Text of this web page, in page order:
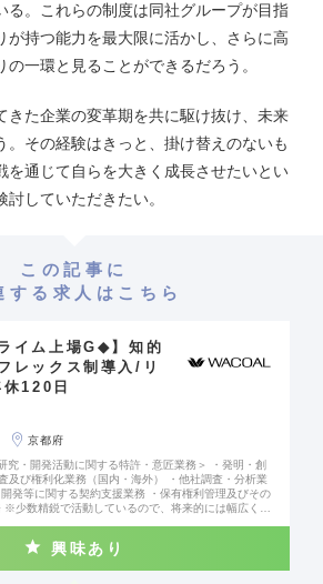
る。これらの制度は同社グループが目指
が持つ能力を最大限に活かし、さらに高
一環と見ることができるだろう。
きた企業の変革期を共に駆け抜け、未来
。その経験はきっと、掛け替えのないも
を通じて自らを大きく成長させたいとい
していただきたい。
この記事に
する求人はこちら
イム上場G◆】知的
レックス制導入/リ
120日
京都府
究・開発活動に関する特許・意匠業務＞ ・発明・創
及び権利化業務（国内・海外） ・他社調査・分析業
発等に関する契約支援業務 ・保有権利管理及びその
少数精鋭で活動しているので、将来的には幅広く以
構成： 計6名 課長1名／課長補佐1名／メンバー４名
興味あり